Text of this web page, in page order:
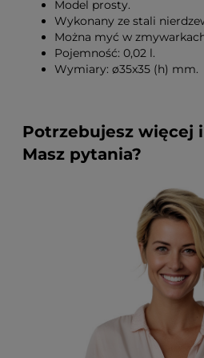
Model prosty.
Wykonany ze stali
Można myć w
Pojemność: 0,02 l.
Wymiary: ø35x35 (h) mm.
Potrzebujesz więcej
Masz pytania?